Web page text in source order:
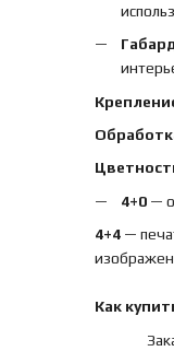
4+0—
4+4—
Как